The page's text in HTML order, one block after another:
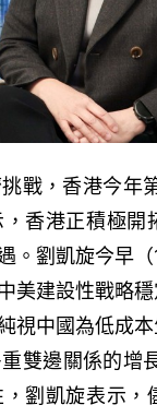
戰，香港今年
香港正積極開
。劉凱旋今早
美建設性戰略
視中國為低成
雙邊關係的增
劉凱旋表示，